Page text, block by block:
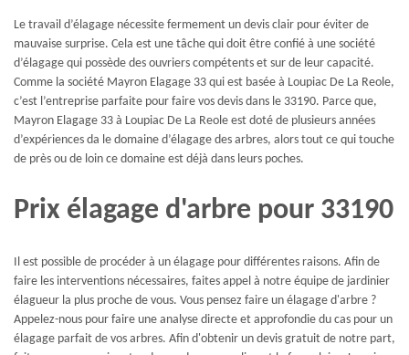
Le travail d’élagage nécessite fermement un devis clair pour éviter de
mauvaise surprise. Cela est une tâche qui doit être confié à une société
d’élagage qui possède des ouvriers compétents et sur de leur capacité.
Comme la société Mayron Elagage 33 qui est basée à Loupiac De La Reole,
c’est l’entreprise parfaite pour faire vos devis dans le 33190. Parce que,
Mayron Elagage 33 à Loupiac De La Reole est doté de plusieurs années
d’expériences da le domaine d’élagage des arbres, alors tout ce qui touche
de près ou de loin ce domaine est déjà dans leurs poches.
Prix élagage d'arbre pour 33190
Il est possible de procéder à un élagage pour différentes raisons. Afin de
faire les interventions nécessaires, faites appel à notre équipe de jardinier
élagueur la plus proche de vous. Vous pensez faire un élagage d'arbre ?
Appelez-nous pour faire une analyse directe et approfondie du cas pour un
élagage parfait de vos arbres. Afin d'obtenir un devis gratuit de notre part,